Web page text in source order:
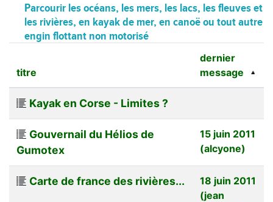
Parcourir les océans, les mers, les lacs, les fleuves et
les rivières, en kayak de mer, en canoë ou tout autre
engin flottant non motorisé
titre
dernier
message
Kayak en Corse - Limites ?
Gouvernail du Hélios de
Gumotex
15 juin 2011
(alcyone)
Carte de france des rivières...
18 juin 2011
(jean